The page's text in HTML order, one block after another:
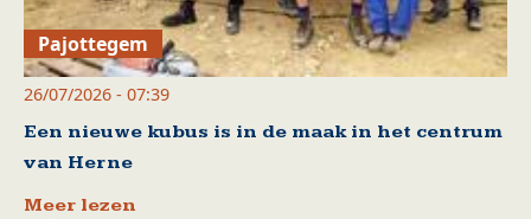
Pajottegem
26/07/2026 - 07:39
Een nieuwe kubus is in de maak in het centrum
van Herne
Meer lezen